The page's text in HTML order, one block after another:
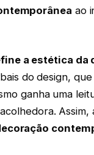
ao
a estética da
do design,
ganha uma
Assim,